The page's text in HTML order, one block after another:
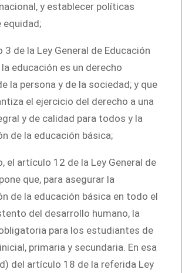
y establecer políticas
equidad;
3 de la Ley General de Educación
educación es un derecho
la persona y de la sociedad; y que
el ejercicio del derecho a una
y de calidad para todos y la
de la educación básica;
el artículo 12 de la Ley General de
que, para asegurar la
de la educación básica en todo el
del desarrollo humano, la
para los estudiantes de
primaria y secundaria. En esa
del artículo 18 de la referida Ley